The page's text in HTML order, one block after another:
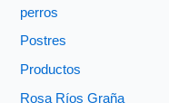
perros
Postres
Productos
Rosa Ríos Graña